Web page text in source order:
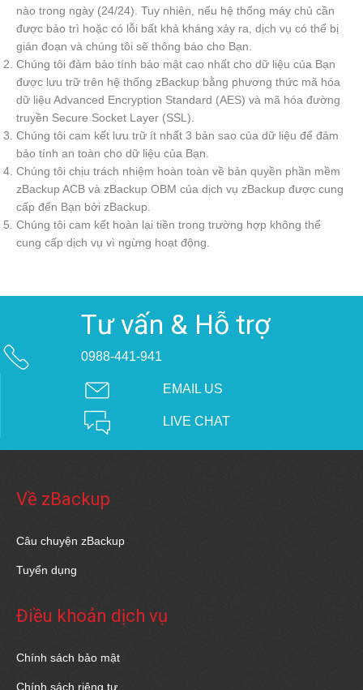
nào trong ngày (24/24). Tuy nhiên, nếu hệ thống máy chủ cần
được bảo trì hoặc có lỗi bất khả kháng xảy ra, dịch vụ có thể bị
gián đoạn và chúng tôi sẽ thông báo cho Bạn.
Chúng tôi đảm bảo tính bảo mật cao nhất cho dữ liệu của Bạn
được lưu trữ trên hệ thống zBackup bằng phương thức mã hóa
dữ liệu Advanced Encryption Standard (AES) và mã hóa đường
truyền Secure Socket Layer (SSL).
Chúng tôi cam kết lưu trữ ít nhất 3 bản sao của dữ liệu để đảm
bảo tính an toàn cho dữ liệu của Bạn.
Chúng tôi chịu trách nhiệm hoàn toàn về bản quyền phần mềm
zBackup ACB và zBackup OBM của dịch vụ zBackup được cung
cấp đến Bạn bởi zBackup.
Chúng tôi cam kết hoàn lại tiền trong trường hợp không thể
cung cấp dịch vụ vì ngừng hoạt động.
Tư vấn & Hỗ trợ
0988-441-941
EMAIL US
LIVE CHAT
Về zBackup
Câu chuyện zBackup
Tuyển dụng
Điều khoản dịch vụ
Chính sách bảo mật
Chính sách riêng tư